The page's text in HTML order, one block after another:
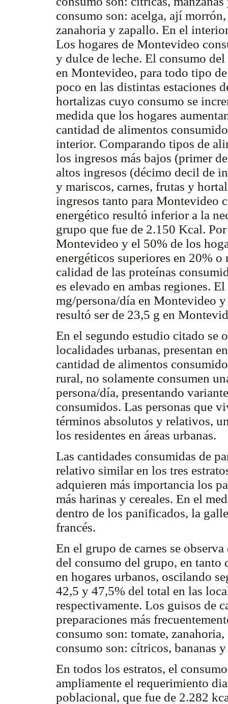
consumo son: acelga, ají
zanahoria y zapallo. En el
Los hogares de Montevideo
y dulce de leche. El consumo
en Montevideo, para todo tipo
poco en las distintas estaciones
hortalizas cuyo consumo se
medida que los hogares
cantidad de alimentos
interior. Comparando tipos de
los ingresos más bajos (primer
altos ingresos (décimo decil de
y mariscos, carnes, frutas y
ingresos tanto para Montevideo
energético resultó inferior a la
grupo que fue de 2.150 Kcal.
Montevideo y el 50% de los
energéticos superiores en 20%
calidad de las proteínas
es elevado en ambas regiones.
mg/persona/día en Montevideo
resultó ser de 23,5 g en
En el segundo estudio citado se
localidades urbanas, presentan
cantidad de alimentos
rural, no solamente consumen
persona/día, presentando
consumidos. Las personas que
términos absolutos y relativos,
los residentes en áreas urbanas.
Las cantidades consumidas de
relativo similar en los tres
adquieren más importancia los
más harinas y cereales. En el
dentro de los panificados, la
francés.
En el grupo de carnes se
del consumo del grupo, en tanto
en hogares urbanos, oscilando
42,5 y 47,5% del total en las
respectivamente. Los guisos de
preparaciones más
consumo son: tomate,
consumo son: cítricos, bananas y
En todos los estratos, el
ampliamente el requerimiento
poblacional, que fue de 2.282